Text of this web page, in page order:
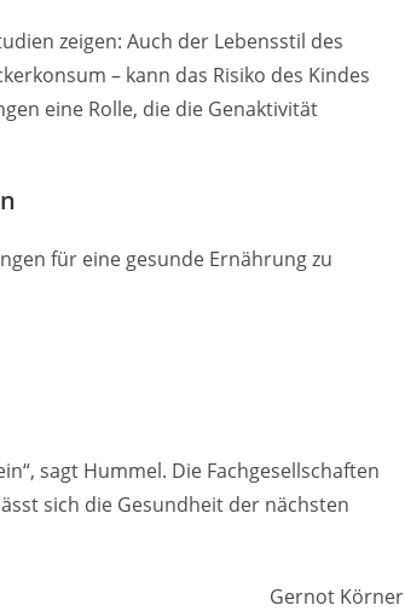
zeigen: Auch der Lebensstil des
– kann das Risiko des Kindes
eine Rolle, die die Genaktivität
für eine gesunde Ernährung zu
sagt Hummel. Die Fachgesellschaften
sich die Gesundheit der nächsten
Gernot Körner